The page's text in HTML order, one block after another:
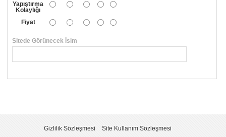
Yapıştırma
Kolaylığı
Fiyat
Sitede Görünecek İsim
Gizlilik Sözleşmesi Site Kullanım Sözleşmesi